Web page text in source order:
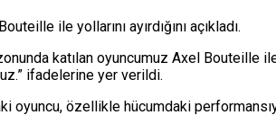
ile yollarını ayırdığını açıkladı.
katılan oyuncumuz Axel Bouteille
ifadelerine yer verildi.
oyuncu, özellikle hücumdaki